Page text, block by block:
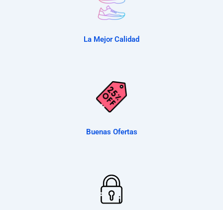
La Mejor Calidad
Buenas Ofertas